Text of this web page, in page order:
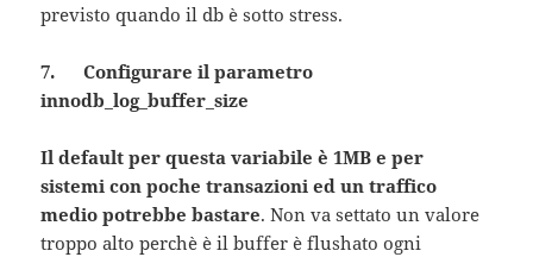
previsto quando il db è sotto stress.
7. Configurare il parametro
innodb_log_buffer_size
Il default per questa variabile è 1MB e per
sistemi con poche transazioni ed un traffico
medio potrebbe bastare. Non va settato un valore
troppo alto perchè è il buffer è flushato ogni